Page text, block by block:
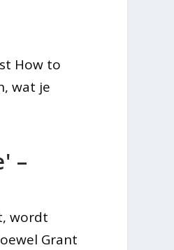
How to
wat je
–
wordt
Grant